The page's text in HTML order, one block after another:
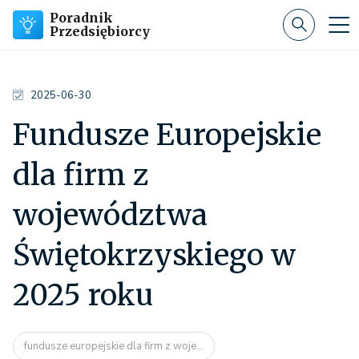
Poradnik
Przedsiębiorcy
2025-06-30
Fundusze Europejskie
dla firm z
województwa
Świętokrzyskiego w
2025 roku
fundusze europejskie dla firm z woje...